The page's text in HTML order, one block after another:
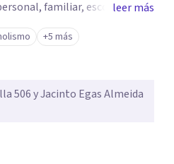
familiar, escolar y
con experiencia en
elaboración de
He trabajado
conductuales, de
emocional,
trastorno del espectro
y necesidades educativas
leer más
+5 más
506 y Jacinto Egas Almeida